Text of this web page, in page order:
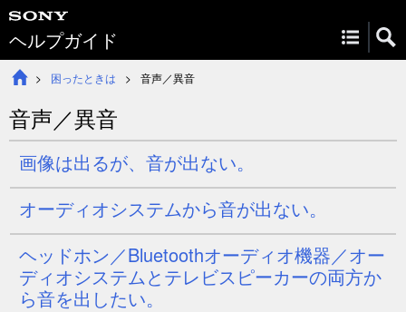
ヘルプガイド
困ったときは 音声／異音
音声／異音
画像は出るが、音が出ない。
オーディオシステムから音が出ない。
ヘッドホン／Bluetoothオーディオ機器／オー
ディオシステムとテレビスピーカーの両方か
ら音を出したい。